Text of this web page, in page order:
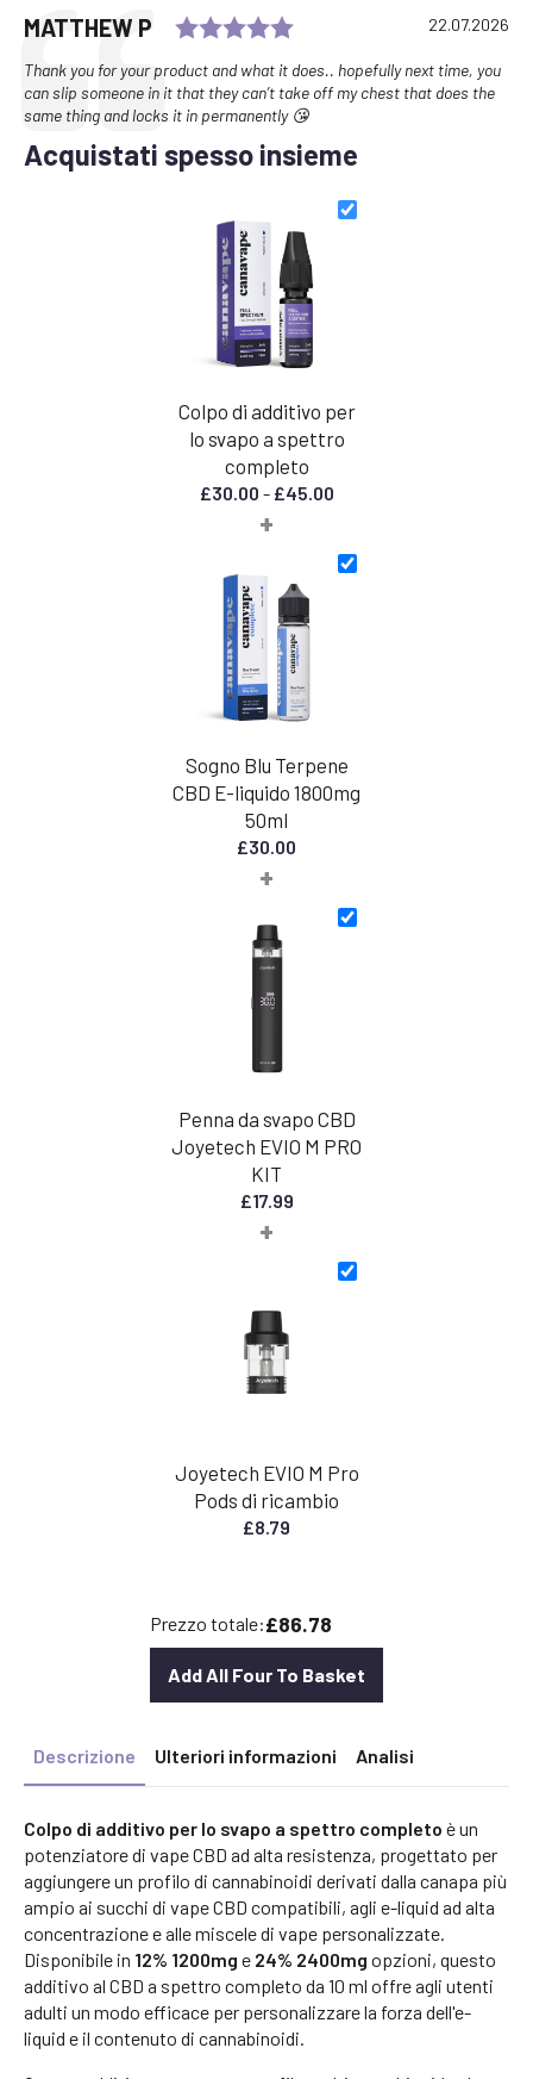
Testimonial
Author:
MATTHEW P Rating: 5.0 out of 5
Date:
22.07.2026
Text:
Thank you for your product and what it does.. hopefully next time, you
can slip someone in it that they can’t take off my chest that does the
same thing and locks it in permanently 😘
Acquistati spesso insieme
Colpo di additivo per
lo svapo a spettro
completo
£30.00 - £45.00Fascia
da
+
Sogno Blu Terpene
CBD E-liquido 1800mg
50ml
£30.00
+
Penna da svapo CBD
Joyetech EVIO M PRO
KIT
£17.99
+
Joyetech EVIO M Pro
Pods di ricambio
£8.79
Prezzo totale:£86.78
Add All Four To Basket
Descrizione Ulteriori informazioni Analisi
Colpo di additivo per lo svapo a spettro completo è un
potenziatore di vape CBD ad alta resistenza, progettato per
aggiungere un profilo di cannabinoidi derivati dalla canapa più
ampio ai succhi di vape CBD compatibili, agli e-liquid ad alta
concentrazione e alle miscele di vape personalizzate.
Disponibile in 12% 1200mg e 24% 2400mg opzioni, questo
additivo al CBD a spettro completo da 10 ml offre agli utenti
adulti un modo efficace per personalizzare la forza dell'e-
liquid e il contenuto di cannabinoidi.